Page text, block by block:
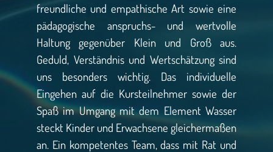
freundliche und empathische Art sowie eine
pädagogische anspruchs- und wertvolle
Haltung gegenüber Klein und Groß aus.
Geduld, Verständnis und Wertschätzung sind
uns besonders wichtig. Das individuelle
Eingehen auf die Kursteilnehmer sowie der
Spaß im Umgang mit dem Element Wasser
steckt Kinder und Erwachsene gleichermaßen
an. Ein kompetentes Team, dass mit Rat und